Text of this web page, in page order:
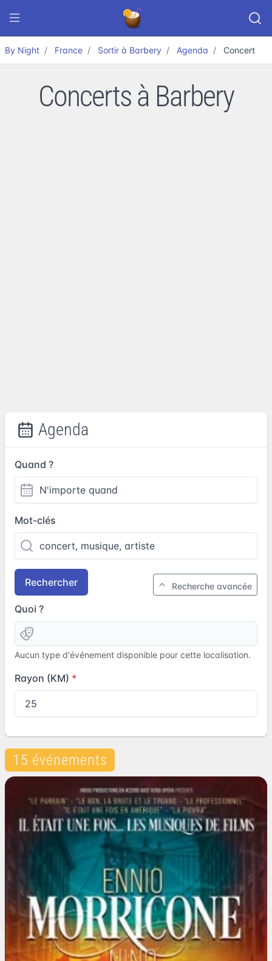
By Night France Sortir à Barbery Agenda Concert
Concerts à Barbery
Agenda
Quand ?
Mot-clés
Rechercher Recherche avancée
Quoi ?
Aucun type d'événement disponible pour cette localisation.
Rayon (KM)
15 événements